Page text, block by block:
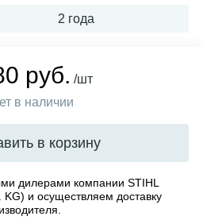
2 года
руб. /шт
в наличии
в корзину
дилерами компании STIHL
и осуществляем доставку